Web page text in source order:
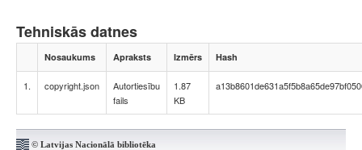
Tehniskās datnes
Nosaukums Apraksts Izmērs Hash
1. copyright.json
Autortiesību
fails
1.87
KB
© Latvijas Nacionālā bibliotēka